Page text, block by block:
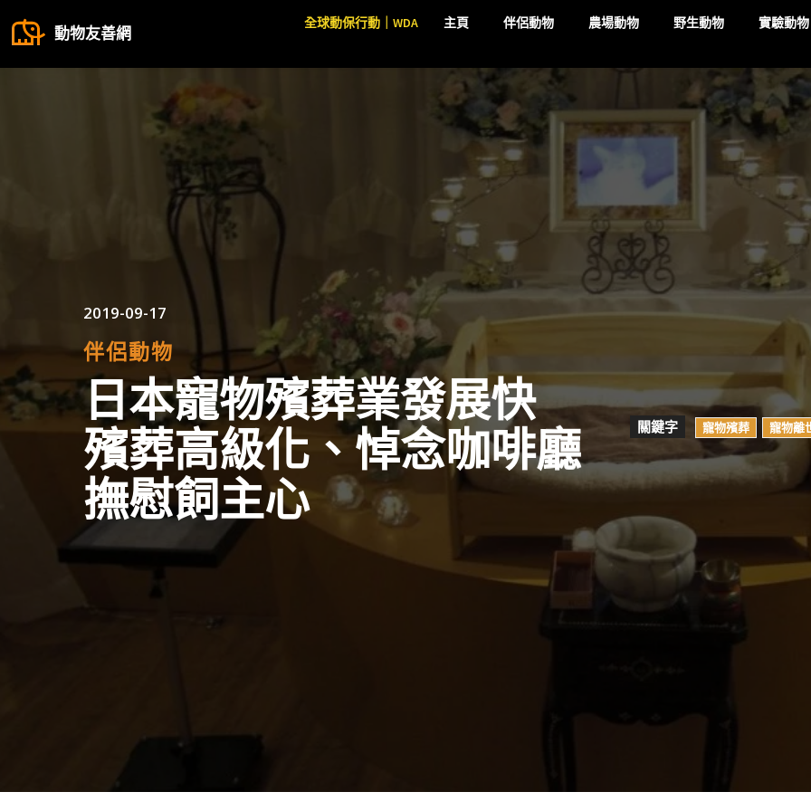
動物友善網
全球動保行動｜WDA 主頁 伴侶動物 農場動物 野生動物 實驗動物
2019-09-17
伴侶動物
日本寵物殯葬業發展快
殯葬高級化、悼念咖啡廳
撫慰飼主心
關鍵字 寵物殯葬 寵物離